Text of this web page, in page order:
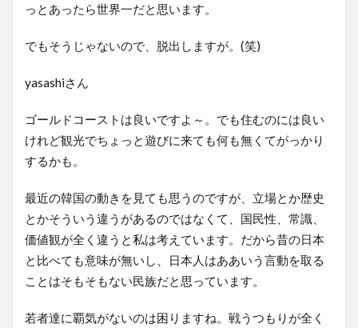
っとあったら世界一だと思います。
でもそうじゃないので、脱出しますが。(笑)
yasashiさん
ゴールドコーストは良いですよ～。でも住むのには良い
けれど観光でちょっと遊びに来ても何も無くてがっかり
するかも。
最近の韓国の動きを見ても思うのですが、立場とか歴史
とかそういう違うがあるのではなくて、国民性、常識、
価値観が全く違うと私は考えています。だから昔の日本
と比べても意味が無いし、日本人はああいう言動を取る
ことはそもそもない民族だと思っています。
若者達に覇気がないのは困りますね。戦うつもりが全く